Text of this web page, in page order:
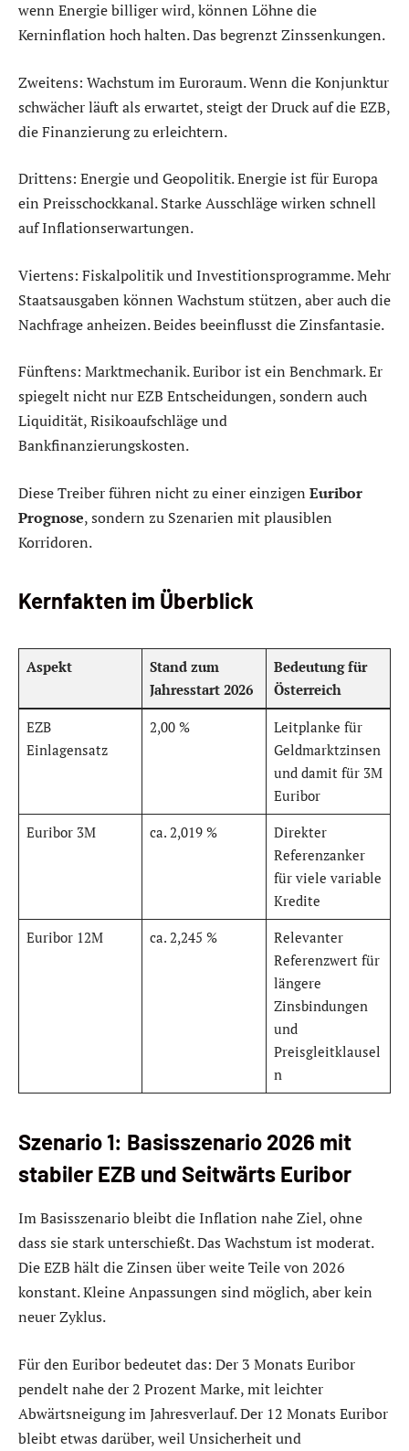
wenn Energie billiger wird, können Löhne die
Kerninflation hoch halten. Das begrenzt Zinssenkungen.
Zweitens: Wachstum im Euroraum. Wenn die Konjunktur
schwächer läuft als erwartet, steigt der Druck auf die EZB,
die Finanzierung zu erleichtern.
Drittens: Energie und Geopolitik. Energie ist für Europa
ein Preisschockkanal. Starke Ausschläge wirken schnell
auf Inflationserwartungen.
Viertens: Fiskalpolitik und Investitionsprogramme. Mehr
Staatsausgaben können Wachstum stützen, aber auch die
Nachfrage anheizen. Beides beeinflusst die Zinsfantasie.
Fünftens: Marktmechanik. Euribor ist ein Benchmark. Er
spiegelt nicht nur EZB Entscheidungen, sondern auch
Liquidität, Risikoaufschläge und
Bankfinanzierungskosten.
Diese Treiber führen nicht zu einer einzigen Euribor
Prognose, sondern zu Szenarien mit plausiblen
Korridoren.
Kernfakten im Überblick
Aspekt
Stand zum
Jahresstart 2026
Bedeutung für
Österreich
EZB
Einlagensatz
2,00 %
Leitplanke für
Geldmarktzinsen
und damit für 3M
Euribor
Euribor 3M
ca. 2,019 %
Direkter
Referenzanker
für viele variable
Kredite
Euribor 12M
ca. 2,245 %
Relevanter
Referenzwert für
längere
Zinsbindungen
und
Preisgleitklausel
n
Szenario 1: Basisszenario 2026 mit
stabiler EZB und Seitwärts Euribor
Im Basisszenario bleibt die Inflation nahe Ziel, ohne
dass sie stark unterschießt. Das Wachstum ist moderat.
Die EZB hält die Zinsen über weite Teile von 2026
konstant. Kleine Anpassungen sind möglich, aber kein
neuer Zyklus.
Für den Euribor bedeutet das: Der 3 Monats Euribor
pendelt nahe der 2 Prozent Marke, mit leichter
Abwärtsneigung im Jahresverlauf. Der 12 Monats Euribor
bleibt etwas darüber, weil Unsicherheit und